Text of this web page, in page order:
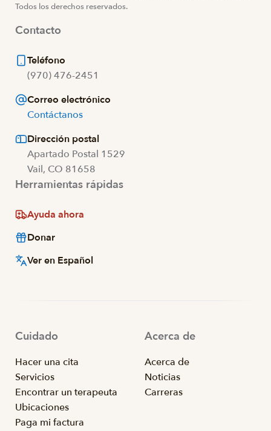
Todos los derechos reservados.
Contacto
Teléfono
(970) 476-2451
Correo electrónico
Contáctanos
Dirección postal
Apartado Postal 1529
Vail, CO 81658
Herramientas rápidas
Ayuda ahora
Donar
Ver en Español
Cuidado
Hacer una cita
Servicios
Encontrar un terapeuta
Ubicaciones
Paga mi factura
Acerca de
Acerca de
Noticias
Carreras